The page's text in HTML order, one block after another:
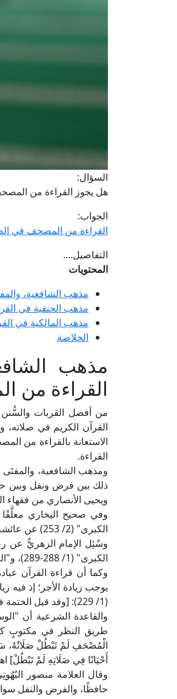
السؤال:
هل يجوز القراءة من
الجواب:
القراءة من المصحف في
التفاصيل....
المحتويات
مذهب الشافعية،
مذهب الحنفية في
مذهب المالكية في
الخلاصة
مذهب
القراءة من
من أفضل القربات والسُّنن
القرآن الكريم في
الاستعانة بالقراءة من
القراءة.
ومذهب الشافعية،
ويحيى الأنصاري من فقهاء
الكبرى" (2/ 253) عن عائشة أم المؤمنين رضي الله عنها: "أنها كان يؤمها عبدُها ذكوان ويقرأ من المصحف".
وسُئِل الإمام الزهريُّ عن
الكبرى" (1/ 288-289)، و"المغني" لابن قدامة (1/ 335).
وكما أن قراءة القرآن
يوجب زيادة الأجر؛ إذ
(1/ 229): [وقد قيل الختمة في المصحف بسبع؛ لأنَّ النَّظر في المصحف أيضًا عبادة] اهـ.
والقاعدة الشرعية أن
الْمُصْحَفِ لَمْ تَبْطُلْ صَلَاتُهُ،
أَحْيَانًا فِي صَلَاتِهِ لَمْ تَبْطُلْ]
حافظًا، والفرض والنفل